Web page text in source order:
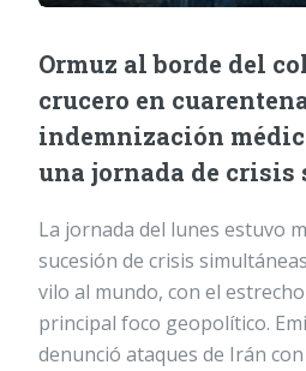
Ormuz al borde del
crucero en
indemnización
una jornada de crisis
La jornada del lunes estuvo
sucesión de crisis
vilo al mundo, con el
principal foco geopolítico.
denunció ataques de Irán